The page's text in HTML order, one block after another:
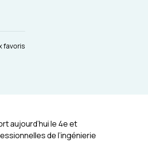
favoris
aujourd’hui le 4e et
de l’ingénierie